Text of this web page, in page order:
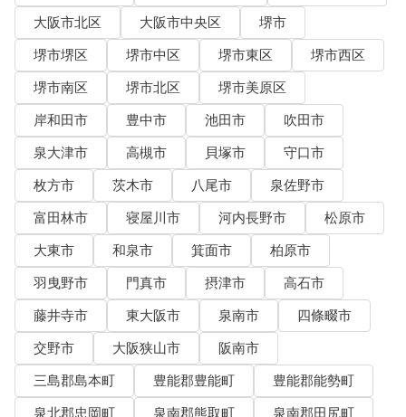
大阪市北区
大阪市中央区
堺市
堺市堺区
堺市中区 堺市東区
堺市西区
堺市南区
堺市北区
堺市美原区
岸和田市
豊中市 池田市
吹田市
泉大津市
高槻市 貝塚市
守口市
枚方市
茨木市 八尾市
泉佐野市
富田林市
寝屋川市 河内長野市
松原市
大東市
和泉市 箕面市
柏原市
羽曳野市
門真市 摂津市
高石市
藤井寺市
東大阪市 泉南市
四條畷市
交野市
大阪狭山市
阪南市
三島郡島本町
豊能郡豊能町
豊能郡能勢町
泉北郡忠岡町
泉南郡熊取町
泉南郡田尻町